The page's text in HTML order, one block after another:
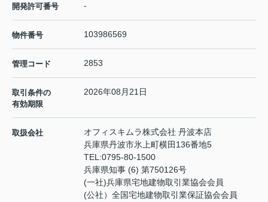
開発許可番号 -
物件番号 103986569
管理コード 2853
取引条件の
有効期限
2026年08月21日
取扱会社
オフィスキムラ株式会社 丹波本店
兵庫県丹波市氷上町横田136番地5
TEL:0795-80-1500
兵庫県知事 (6) 第750126号
(一社)兵庫県宅地建物取引業協会会員
(公社）全国宅地建物取引業保証協会会員